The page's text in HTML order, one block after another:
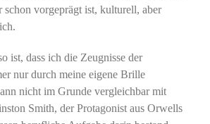
vorgeprägt ist, kulturell, aber
ist, dass ich die Zeugnisse der
nur durch meine eigene Brille
nicht im Grunde vergleichbar mit
Smith, der Protagonist aus Orwells